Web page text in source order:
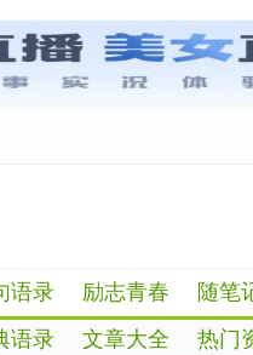
语录 励志青春
随笔
语录 文章大全 热门